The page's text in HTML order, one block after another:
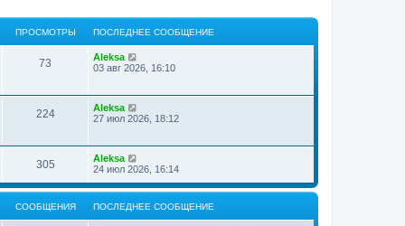
ПРОСМОТРЫ ПОСЛЕДНЕЕ СООБЩЕНИЕ
73
Aleksa
03 авг 2026, 16:10
224
Aleksa
27 июл 2026, 18:12
305
Aleksa
24 июл 2026, 16:14
СООБЩЕНИЯ ПОСЛЕДНЕЕ СООБЩЕНИЕ